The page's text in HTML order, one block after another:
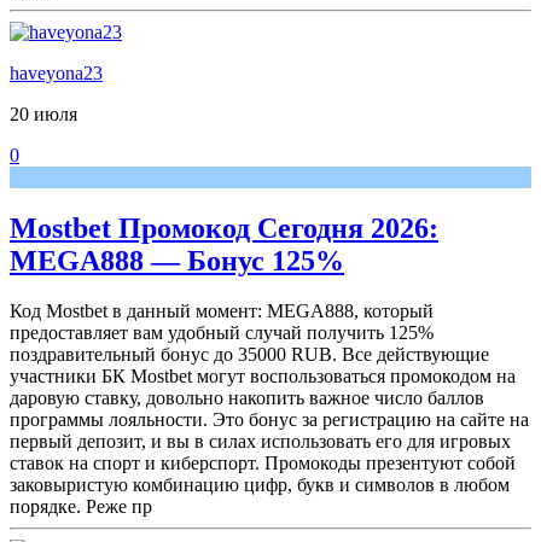
haveyona23
20 июля
0
Mostbet Промокод Сегодня 2026:
MEGA888 — Бонус 125%
Код Mostbet в данный момент: MEGA888, который
предоставляет вам удобный случай получить 125%
поздравительный бонус до 35000 RUB. Все действующие
участники БК Mostbet могут воспользоваться промокодом на
даровую ставку, довольно накопить важное число баллов
программы лояльности. Это бонус за регистрацию на сайте на
первый депозит, и вы в силах использовать его для игровых
ставок на спорт и киберспорт. Промокоды презентуют собой
заковыристую комбинацию цифр, букв и символов в любом
порядке. Реже пр